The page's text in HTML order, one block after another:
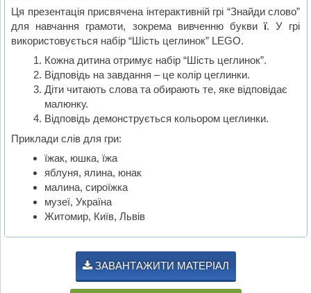
Ця презентація присвячена інтерактивній грі “Знайди слово”
для навчання грамоти, зокрема вивченню буквиї. У грі
використовується набір “Шість цеглинок” LEGO.
Кожна дитина отримує набір “Шість цеглинок”.
Відповідь на завдання – це колір цеглинки.
Діти читають слова та обирають те, яке відповідає
малюнку.
Відповідь демонструється кольором цеглинки.
Приклади слів для гри:
їжак, юшка, їжа
яблуня, ялина, юнак
малина, сироїжка
музеї, Україна
Житомир, Київ, Львів
ЗАВАНТАЖИТИ МАТЕРІАЛ